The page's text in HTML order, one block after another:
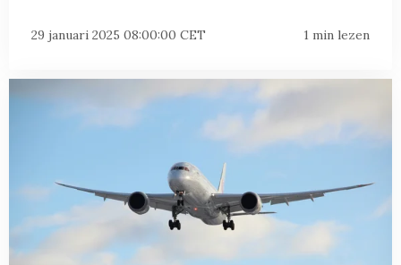
29 januari 2025 08:00:00 CET 1 min lezen